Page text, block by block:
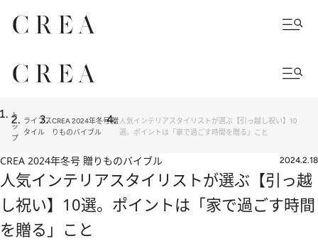
ト
ッ
プ
ライフス
タイル
CREA 2024年冬号 贈
りものバイブル
人気インテリアスタイリストが選ぶ【引っ越し祝い】10
選。ポイントは「家で過ごす時間を贈る」こと
CREA 2024年冬号 贈りものバイブル 2024.2.18
人気インテリアスタイリストが選ぶ【引っ越
し祝い】10選。ポイントは「家で過ごす時間
を贈る」こと